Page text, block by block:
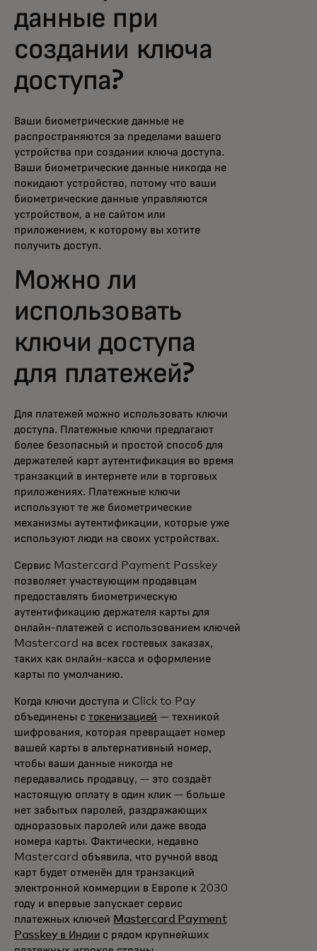
данные при
создании ключа
доступа?
Ваши биометрические данные не
распространяются за пределами вашего
устройства при создании ключа доступа.
Ваши биометрические данные никогда не
покидают устройство, потому что ваши
биометрические данные управляются
устройством, а не сайтом или
приложением, к которому вы хотите
получить доступ.
Можно ли
использовать
ключи доступа
для платежей?
Для платежей можно использовать ключи
доступа. Платежные ключи предлагают
более безопасный и простой способ для
держателей карт аутентификация во время
транзакций в интернете или в торговых
приложениях. Платежные ключи
используют те же биометрические
механизмы аутентификации, которые уже
используют люди на своих устройствах.
Сервис Mastercard Payment Passkey
позволяет участвующим продавцам
предоставлять биометрическую
аутентификацию держателя карты для
онлайн-платежей с использованием ключей
Mastercard на всех гостевых заказах,
таких как онлайн-касса и оформление
карты по умолчанию.
Когда ключи доступа и Click to Pay
объединены с токенизацией — техникой
шифрования, которая превращает номер
вашей карты в альтернативный номер,
чтобы ваши данные никогда не
передавались продавцу, — это создаёт
настоящую оплату в один клик — больше
нет забытых паролей, раздражающих
одноразовых паролей или даже ввода
номера карты. Фактически, недавно
Mastercard объявила, что ручной ввод
карт будет отменён для транзакций
электронной коммерции в Европе к 2030
году и впервые запускает сервис
платежных ключей Mastercard Payment
Passkey в Индии с рядом крупнейших